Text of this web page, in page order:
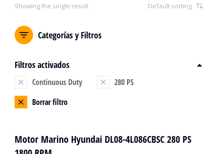
Showing the single result
Categorías y Filtros
Filtros activados
Continuous Duty
280 PS
Borrar filtro
Motor Marino Hyundai DL08-4L086CBSC 280 PS